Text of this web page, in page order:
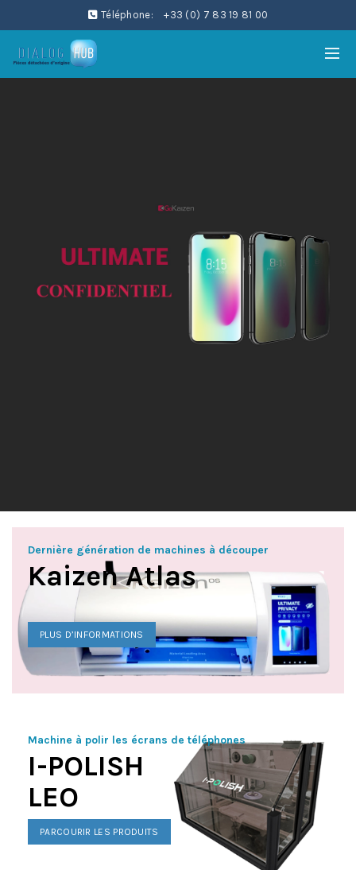
Téléphone: +33 (0) 7 83 19 81 00
Dernière génération de machines à découper
Kaizen Atlas
PLUS D’INFORMATIONS
Machine à polir les écrans de téléphones
I-POLISH
LEO
PARCOURIR LES PRODUITS